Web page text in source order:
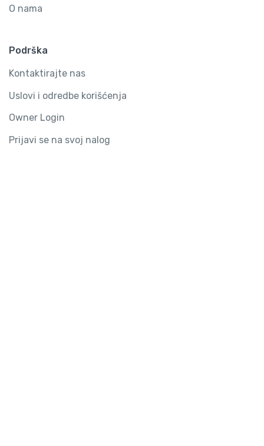
O nama
Podrška
Kontaktirajte nas
Uslovi i odredbe korišćenja
Owner Login
Prijavi se na svoj nalog